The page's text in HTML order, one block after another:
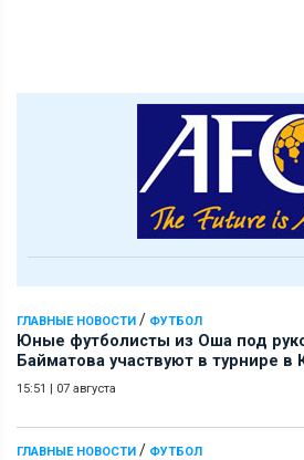
ГЛАВНЫЕ НОВОСТИ / ФУТБОЛ
Юные футболисты из Оша под
Байматова участвуют в турнире в
15:51 | 07 августа
ГЛАВНЫЕ НОВОСТИ / ФУТБОЛ